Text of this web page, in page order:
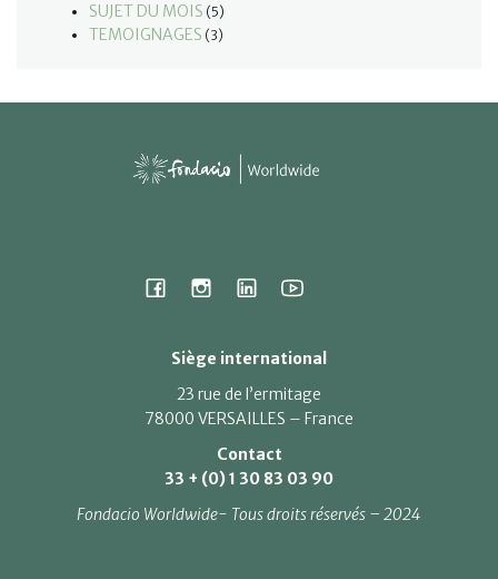
SUJET DU MOIS (5)
TEMOIGNAGES (3)
Siège international
23 rue de l’ermitage
78000 VERSAILLES – France
Contact
33 + (0) 1 30 83 03 90
Fondacio Worldwide- Tous droits réservés – 2024